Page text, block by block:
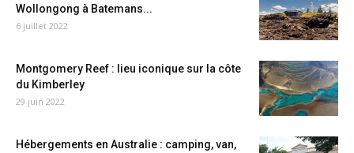
Wollongong à Batemans...
6 juillet 2022
Montgomery Reef : lieu iconique sur la côte
du Kimberley
29 juin 2022
Hébergements en Australie : camping, van,